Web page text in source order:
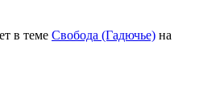
в теме Свобода (Гадючье) на